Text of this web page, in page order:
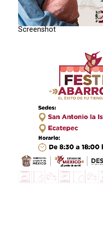
Screenshot